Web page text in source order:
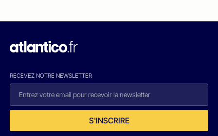
RECEVEZ NOTRE NEWSLETTER
S'INSCRIRE